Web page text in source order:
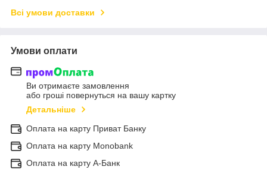
Всі умови доставки
Умови оплати
Ви отримаєте замовлення
або гроші повернуться на вашу картку
Детальніше
Оплата на карту Приват Банку
Оплата на карту Monobank
Оплата на карту А-Банк